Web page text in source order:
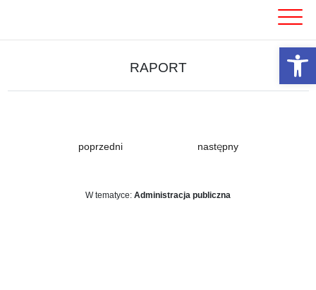
RAPORT
poprzedni następny
W tematyce: Administracja publiczna